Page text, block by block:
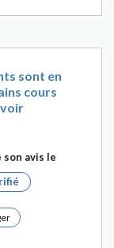
sont en
cours
son avis le